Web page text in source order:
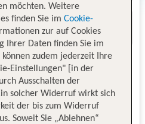
möchten. Weitere
finden Sie im Cookie-
zur auf Cookies
Ihrer Daten finden Sie im
können zudem jederzeit Ihre
Einstellungen" [in der
Ausschalten der
solcher Widerruf wirkt sich
der bis zum Widerruf
Soweit Sie „Ablehnen“